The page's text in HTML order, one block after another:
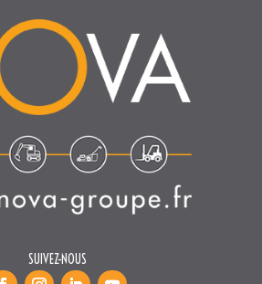
SUIVEZ-NOUS